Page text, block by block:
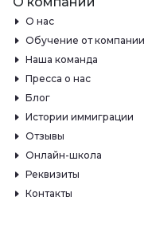
О нас
Обучение от компании
Наша команда
Пресса о нас
Блог
Истории иммиграции
Отзывы
Онлайн-школа
Реквизиты
Контакты